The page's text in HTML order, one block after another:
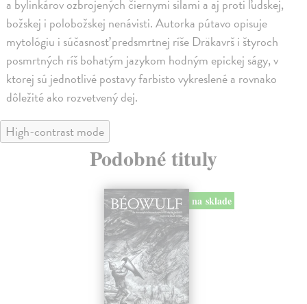
a bylinkárov ozbrojených čiernymi silami a aj proti ľudskej,
božskej i polobožskej nenávisti. Autorka pútavo opisuje
mytológiu i súčasnosť predsmrtnej ríše Dräkavrš i štyroch
posmrtných ríš bohatým jazykom hodným epickej ságy, v
ktorej sú jednotlivé postavy farbisto vykreslené a rovnako
dôležité ako rozvetvený dej.
High-contrast mode
Podobné tituly
na sklade